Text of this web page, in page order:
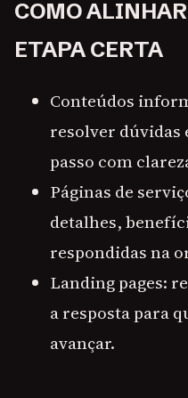
COMO
ETAPA CERTA
Conteúdos
resolver dúvidas
passo com
Páginas de
detalhes,
respondidas na
Landing pages:
a resposta para
avançar.